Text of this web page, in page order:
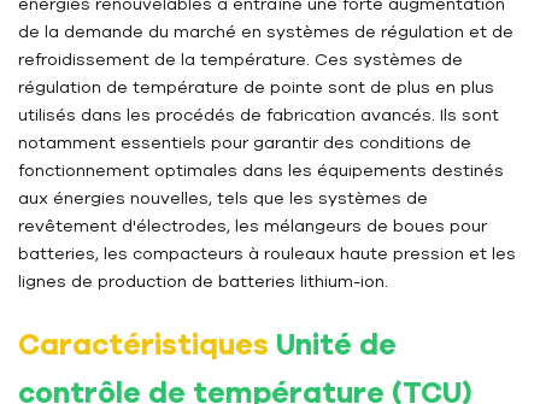
de la demande du marché en systèmes de régulation et de
refroidissement de la température. Ces systèmes de
régulation de température de pointe sont de plus en plus
utilisés dans les procédés de fabrication avancés. Ils sont
notamment essentiels pour garantir des conditions de
fonctionnement optimales dans les équipements destinés
aux énergies nouvelles, tels que les systèmes de
revêtement d'électrodes, les mélangeurs de boues pour
batteries, les compacteurs à rouleaux haute pression et les
lignes de production de batteries lithium-ion.
Caractéristiques Unité de
contrôle de température (TCU)